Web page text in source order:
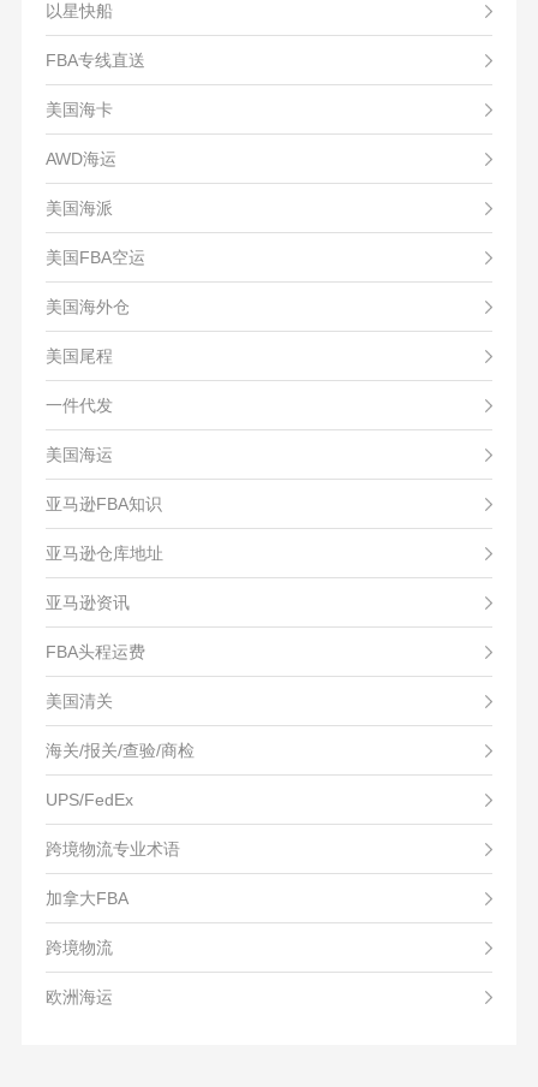
以星快船
FBA专线直送
美国海卡
AWD海运
美国海派
美国FBA空运
美国海外仓
美国尾程
一件代发
美国海运
亚马逊FBA知识
亚马逊仓库地址
亚马逊资讯
FBA头程运费
美国清关
海关/报关/查验/商检
UPS/FedEx
跨境物流专业术语
加拿大FBA
跨境物流
欧洲海运